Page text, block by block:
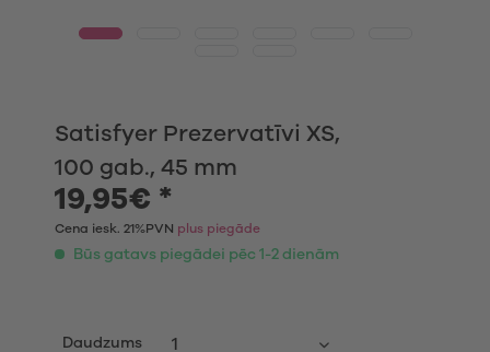
Satisfyer Prezervatīvi XS,
100 gab., 45 mm
19,95€ *
Cena iesk. 21%PVN plus piegāde
Būs gatavs piegādei pēc 1-2 dienām
Daudzums